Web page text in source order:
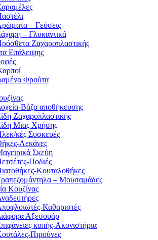
– Γεύσεις
– Γλυκαντικά
Ζαχαροπλαστικής
Επάλειψης
Φρούτα
Βάζα αποθήκευσης
Ζαχαροπλαστικής
Μιας Χρήσης
κές Συσκευές
Λεκάνες
Σκεύη
Ποδιές
Κουταλοθήκες
– Μουσαμάδες
Κουζίνας
Καθαριστές
Αξεσουάρ
κοπής-Ακονιστήρια
Πιρούνες